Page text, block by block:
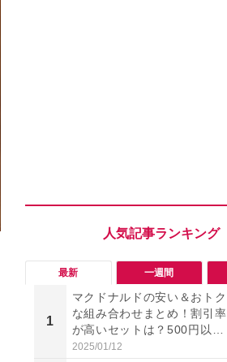
最新 一週間
1
マクドナルドの安い＆おトク
な組み合わせまとめ！割引率
が高いセットは？500円以内
で満腹のメニューは？【2025
2025/01/12